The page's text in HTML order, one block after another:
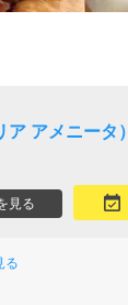
アメニータ）
見る
る